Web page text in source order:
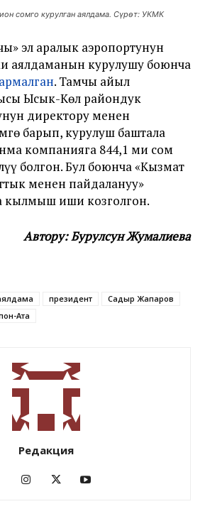
сомго курулган аялдама. Сүрөт: УКМК
эл аралык аэропортунун
аялдаманын курулушу боюнча
. Тамчы айыл
Ысык-Көл райондук
директору менен
барып, курулуш баштала
компанияга 844,1 миң сом
болгон. Бул боюнча«Кызмат
менен пайдалануу»
кылмыш иши козголгон.
Автору: Бурулсун Жумалиева
президент
Садыр Жапаров
Ата
Редакция